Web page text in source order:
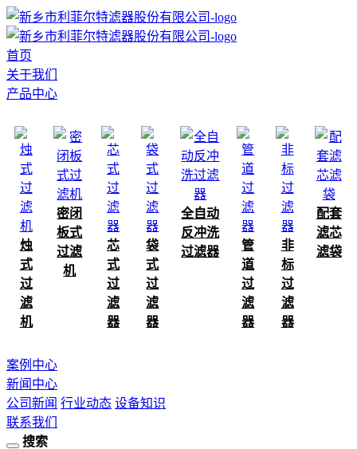
首页
关于我们
产品中心
烛
式
过
滤
机
密闭
板式
过滤
机
芯
式
过
滤
器
袋
式
过
滤
器
全自动
反冲洗
过滤器
管
道
过
滤
器
非
标
过
滤
器
配套
滤芯
滤袋
案例中心
新闻中心
公司新闻 行业动态 设备知识
联系我们
搜索